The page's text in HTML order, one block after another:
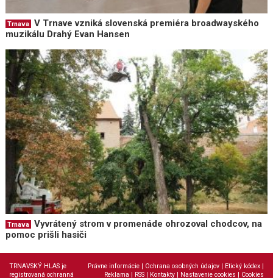
Trnava
V Trnave vzniká slovenská premiéra broadwayského
muzikálu Drahý Evan Hansen
Trnava
Vyvrátený strom v promenáde ohrozoval chodcov, na
pomoc prišli hasiči
TRNAVSKÝ HLAS je
registrovaná ochranná
Právne informácie Ochrana osobných údajov Etický kódex
Reklama
RSS Kontakty Nastavenie cookies Cookies